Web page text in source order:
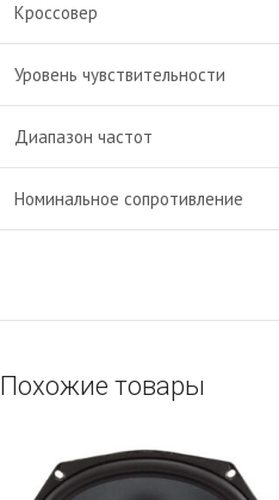
Кроссовер
Уровень чувствительности
Диапазон частот
Номинальное сопротивление
Похожие товары